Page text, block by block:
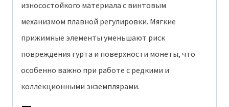
износостойкого материала с винтовым
механизмом плавной регулировки. Мягкие
прижимные элементы уменьшают риск
повреждения гурта и поверхности монеты, что
особенно важно при работе с редкими и
коллекционными экземплярами.